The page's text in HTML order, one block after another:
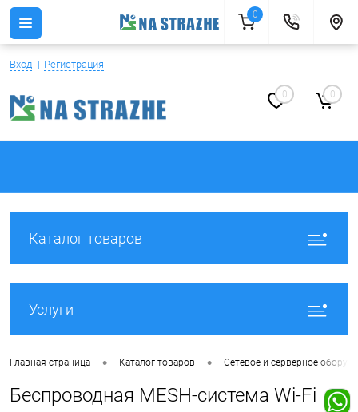
Вход Регистрация
0 0
Каталог товаров
Услуги
Главная страница • Каталог товаров • Сетевое и серверное
Беспроводная MESH-система Wi-Fi
0